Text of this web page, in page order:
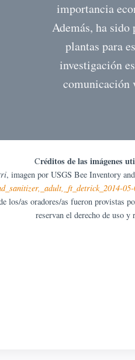
importancia
Además, ha sido
plantas para
investigación
comunicación
Créditos de las imágenes
, imagen por USGS Bee Inventory
as oradores/as fueron provistas
reservan el derecho de uso